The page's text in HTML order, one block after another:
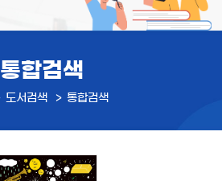
통합검색
도서검색 통합검색